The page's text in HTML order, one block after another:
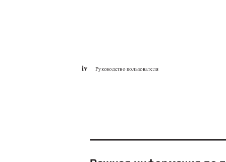
ivРуководство пользователя